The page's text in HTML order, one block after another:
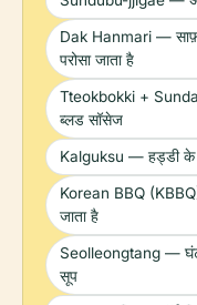
Dak Hanmari — साफ़
परोसा जाता है
Tteokbokki +
ब्लड सॉसेज
Kalguksu — हड्डी के
Korean BBQ
जाता है
Seolleongtang —
सूप